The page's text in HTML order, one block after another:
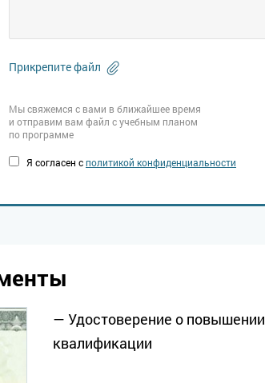
Я согласен сполитикой конфиденциальности
Прикрепите файл
Мы свяжемся с вами в ближайшее время
и отправим вам файл с учебным планом
по программе
— Удостоверение о повышении
квалификации